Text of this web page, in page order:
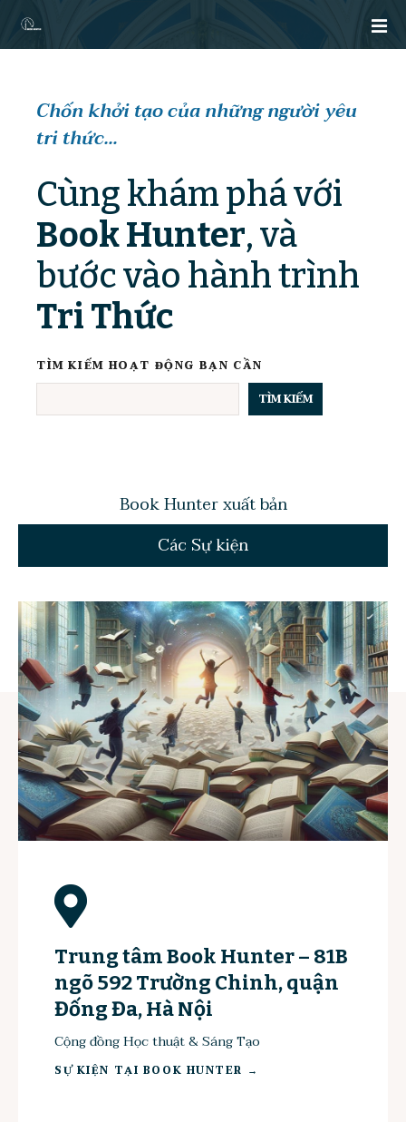
u
Chốn khởi tạo của những người yêu
tri thức…
Cùng khám phá với
Book Hunter, và
bước vào hành trình
Tri Thức
TÌM KIẾM HOẠT ĐỘNG BẠN CẦN
TÌM KIẾM
Book Hunter xuất bản
Các Sự kiện
Trung tâm Book Hunter – 81B
ngõ 592 Trường Chinh, quận
Đống Đa, Hà Nội
Cộng đồng Học thuật & Sáng Tạo
SỰ KIỆN TẠI BOOK HUNTER →